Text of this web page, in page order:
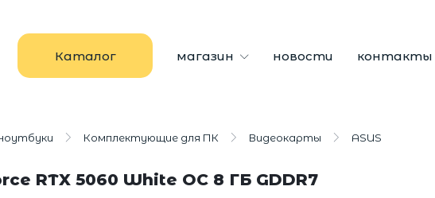
Каталог магазин новости контакты
Комплектующие для ПК Видеокарты ASUS
RTX 5060 White OC 8 ГБ GDDR7